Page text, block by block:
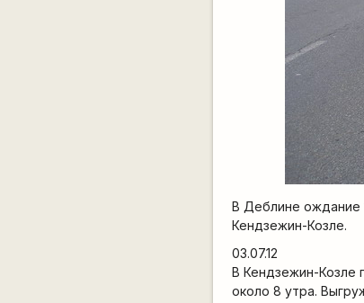
В Деблине ождание
Кендзежин-Козле.
03.07.12
В Кендзежин-Козле
около 8 утра.